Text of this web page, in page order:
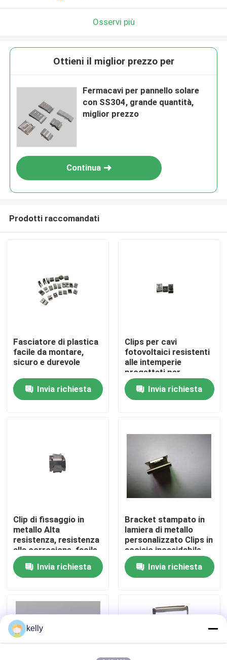
Casa
Prodotti
Mostra VR
Giro della fabbrica
Controllo di qualità
Notizie
Osservi più
Ottieni il miglior prezzo per
Fermacavi per pannello solare
con SS304, grande quantità,
miglior prezzo
Continua
Prodotti raccomandati
Fasciatore di plastica
facile da montare,
sicuro e durevole
Invia richiesta
Clips per cavi
fotovoltaici resistenti
alle intemperie
progettati per
proteggere i fili solari
dallo stress
ambientale e garantire
Invia richiesta
Clip di fissaggio in
metallo Alta
resistenza, resistenza
alla corrosione, facile
installazione,
dimensioni
personalizzate
Invia richiesta
Bracket stampato in
lamiera di metallo
personalizzato Clips in
acciaio inossidabile
piegato di precisione
OEM per il montaggio
di hardware per uso
elettrodomestico
Invia richiesta
kelly